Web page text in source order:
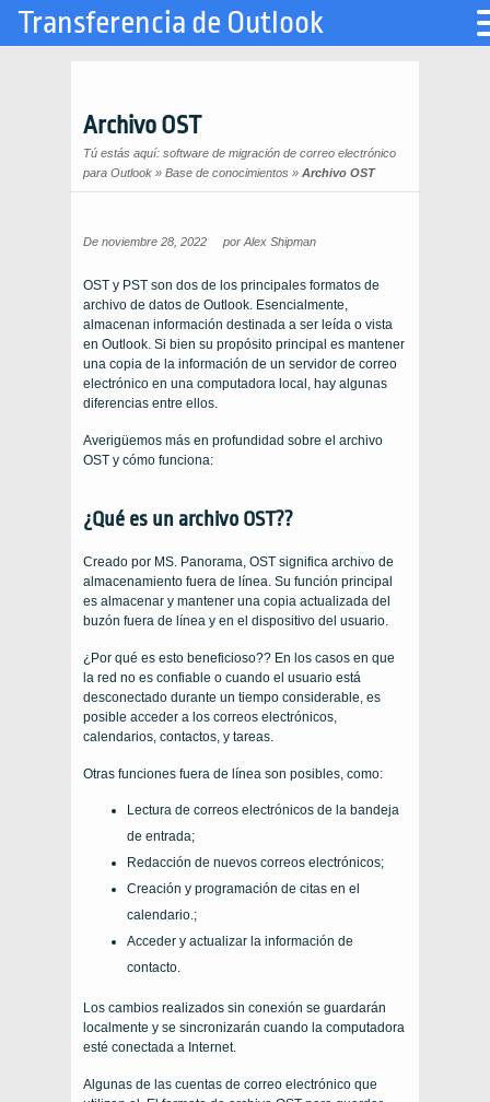
Archivo OST
Tú estás aquí: software de migración de correo electrónico
para Outlook » Base de conocimientos » Archivo OST
De noviembre 28, 2022 por Alex Shipman
OST y PST son dos de los principales formatos de
archivo de datos de Outlook. Esencialmente,
almacenan información destinada a ser leída o vista
en Outlook. Si bien su propósito principal es mantener
una copia de la información de un servidor de correo
electrónico en una computadora local, hay algunas
diferencias entre ellos.
Averigüemos más en profundidad sobre el archivo
OST y cómo funciona:
¿Qué es un archivo OST??
Creado por MS. Panorama, OST significa archivo de
almacenamiento fuera de línea. Su función principal
es almacenar y mantener una copia actualizada del
buzón fuera de línea y en el dispositivo del usuario.
¿Por qué es esto beneficioso?? En los casos en que
la red no es confiable o cuando el usuario está
desconectado durante un tiempo considerable, es
posible acceder a los correos electrónicos,
calendarios, contactos, y tareas.
Otras funciones fuera de línea son posibles, como:
Lectura de correos electrónicos de la bandeja
de entrada;
Redacción de nuevos correos electrónicos;
Creación y programación de citas en el
calendario.;
Acceder y actualizar la información de
contacto.
Los cambios realizados sin conexión se guardarán
localmente y se sincronizarán cuando la computadora
esté conectada a Internet.
Algunas de las cuentas de correo electrónico que
Transferencia de Outlook